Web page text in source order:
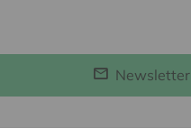
Newsletter